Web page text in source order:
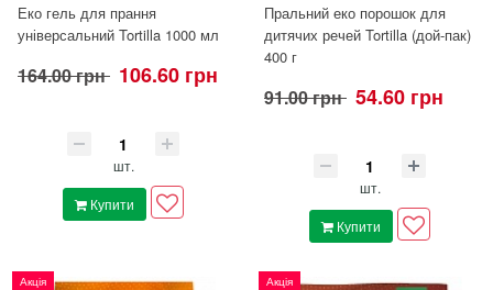
Еко гель для прання
універсальний Tortilla 1000 мл
164.00 грн 106.60 грн
шт.
Купити
Пральний еко порошок для
дитячих речей Tortilla (дой-пак)
400 г
91.00 грн 54.60 грн
шт.
Купити
Акція Акція